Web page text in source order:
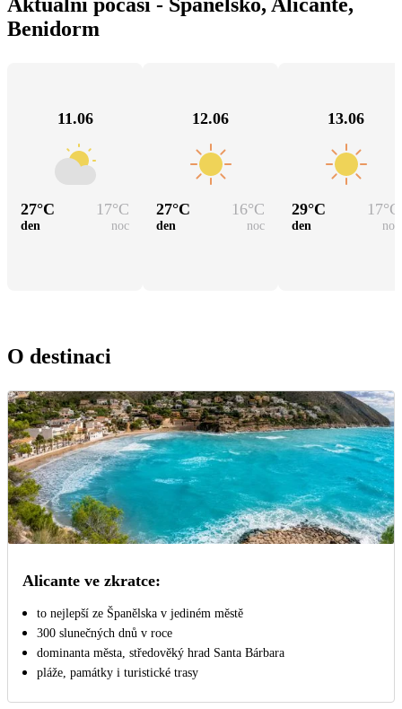
Benidorm
11.06
27°C 17°C
den noc
12.06
27°C 16°C
den noc
13.06
29°C 17°C
den noc
O destinaci
Alicante ve zkratce:
to nejlepší ze Španělska v jediném městě
300 slunečných dnů v roce
dominanta města, středověký hrad Santa Bárbara
pláže, památky i turistické trasy